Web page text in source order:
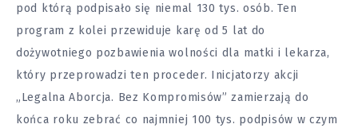
pod którą podpisało się niemal 130 tys. osób. Ten
program z kolei przewiduje karę od 5 lat do
dożywotniego pozbawienia wolności dla matki i lekarza,
który przeprowadzi ten proceder. Inicjatorzy akcji
„Legalna Aborcja. Bez Kompromisów” zamierzają do
końca roku zebrać co najmniej 100 tys. podpisów w czym